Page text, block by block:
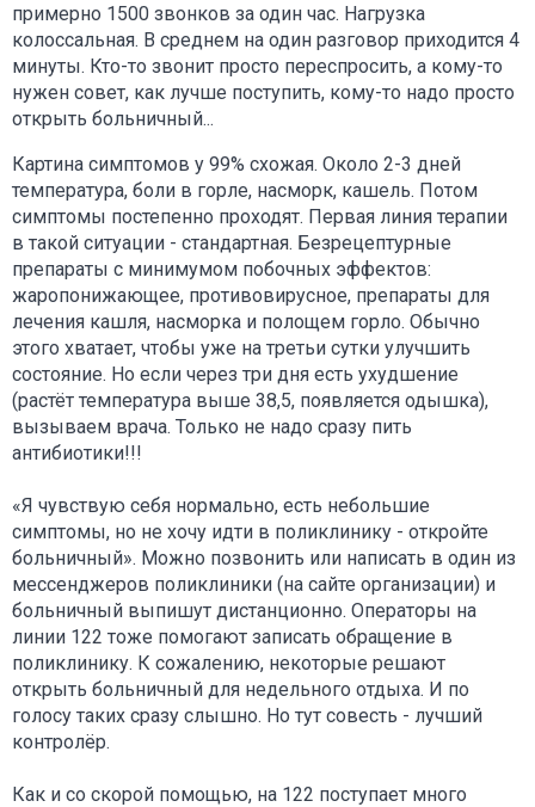
примерно 1500 звонков за один час. Нагрузка
колоссальная. В среднем на один разговор приходится 4
минуты. Кто-то звонит просто переспросить, а кому-то
нужен совет, как лучше поступить, кому-то надо просто
открыть больничный...
Картина симптомов у 99% схожая. Около 2-3 дней
температура, боли в горле, насморк, кашель. Потом
симптомы постепенно проходят. Первая линия терапии
в такой ситуации - стандартная. Безрецептурные
препараты с минимумом побочных эффектов:
жаропонижающее, противовирусное, препараты для
лечения кашля, насморка и полощем горло. Обычно
этого хватает, чтобы уже на третьи сутки улучшить
состояние. Но если через три дня есть ухудшение
(растёт температура выше 38,5, появляется одышка),
вызываем врача. Только не надо сразу пить
антибиотики!!!
«Я чувствую себя нормально, есть небольшие
симптомы, но не хочу идти в поликлинику - откройте
больничный». Можно позвонить или написать в один из
мессенджеров поликлиники (на сайте организации) и
больничный выпишут дистанционно. Операторы на
линии 122 тоже помогают записать обращение в
поликлинику. К сожалению, некоторые решают
открыть больничный для недельного отдыха. И по
голосу таких сразу слышно. Но тут совесть - лучший
контролёр.
Как и со скорой помощью, на 122 поступает много